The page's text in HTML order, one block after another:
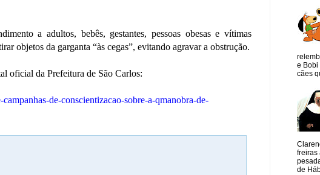
a adultos, bebês, gestantes, pessoas obesas e vítimas
objetos da garganta “às cegas”, evitando agravar a obstrução.
oficial da Prefeitura de São Carlos:
de-conscientizacao-sobre-a-qmanobra-de-
e Bobi
cães
freiras
de